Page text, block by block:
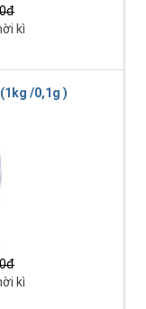
kì
/0,1g )
kì